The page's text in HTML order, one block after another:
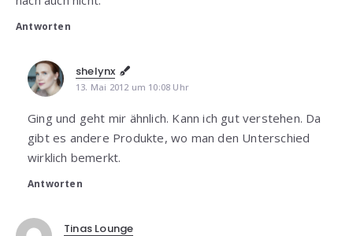
Antworten
shelynx
13. Mai 2012 um 10:08 Uhr
Ging und geht mir ähnlich. Kann ich gut verstehen. Da
gibt es andere Produkte, wo man den Unterschied
wirklich bemerkt.
Antworten
Tinas Lounge